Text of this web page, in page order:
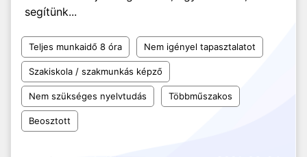
segítünk...
Teljes munkaidő 8 óra Nem igényel tapasztalatot
Szakiskola / szakmunkás képző
Nem szükséges nyelvtudás Többműszakos
Beosztott